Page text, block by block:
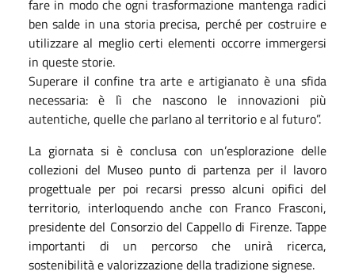
fare in modo che ogni trasformazione mantenga radici
ben salde in una storia precisa, perché per costruire e
utilizzare al meglio certi elementi occorre immergersi
in queste storie.
Superare il confine tra arte e artigianato è una sfida
necessaria: è lì che nascono le innovazioni più
autentiche, quelle che parlano al territorio e al futuro”.
La giornata si è conclusa con un’esplorazione delle
collezioni del Museo punto di partenza per il lavoro
progettuale per poi recarsi presso alcuni opifici del
territorio, interloquendo anche con Franco Frasconi,
presidente del Consorzio del Cappello di Firenze. Tappe
importanti di un percorso che unirà ricerca,
sostenibilità e valorizzazione della tradizione signese.